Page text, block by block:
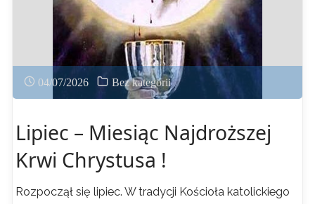
04/07/2026 Bez kategorii
Lipiec – Miesiąc Najdroższej
Krwi Chrystusa !
Rozpoczął się lipiec. W tradycji Kościoła katolickiego